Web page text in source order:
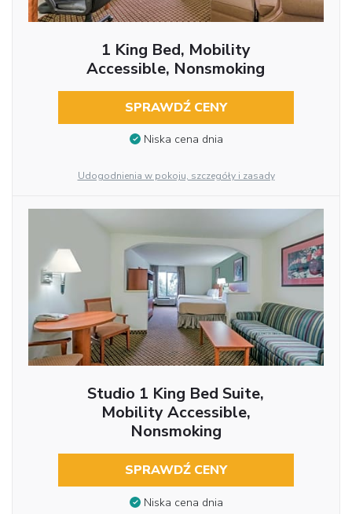
1 King Bed, Mobility
Accessible, Nonsmoking
SPRAWDŹ CENY
Niska cena dnia
Udogodnienia w pokoju, szczegóły i zasady
Studio 1 King Bed Suite,
Mobility Accessible,
Nonsmoking
SPRAWDŹ CENY
Niska cena dnia